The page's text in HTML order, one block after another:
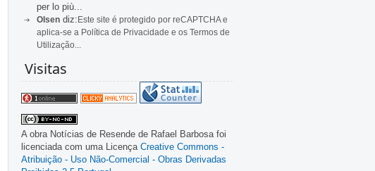
per lo più...
Olsen diz:Este site é protegido por reCAPTCHA e
aplica-se a Política de Privacidade e os Termos de
Utilização...
Visitas
A obra Notícias de Resende de Rafael Barbosa foi
licenciada com uma Licença Creative Commons -
Atribuição - Uso Não-Comercial - Obras Derivadas